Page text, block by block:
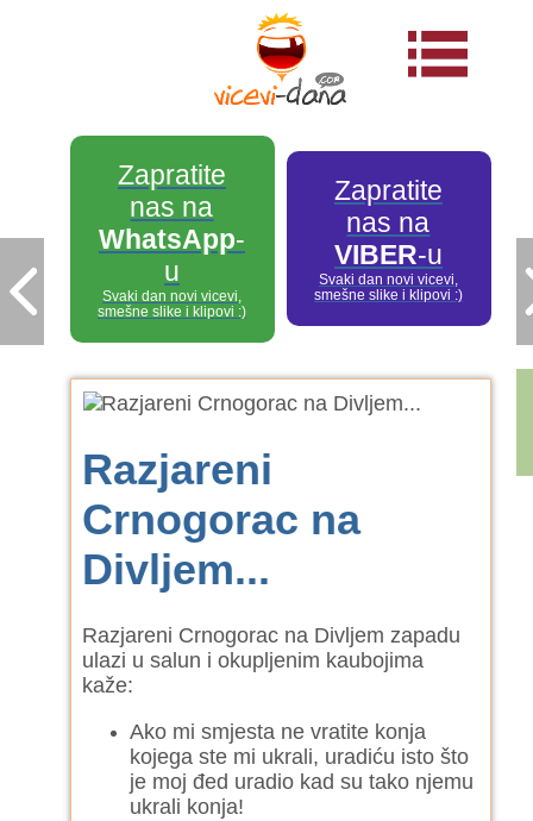
Zapratite
nas na
WhatsApp-
u
Svaki dan novi vicevi,
smešne slike i klipovi :)
Zapratite
nas na
VIBER-u
Svaki dan novi vicevi,
smešne slike i klipovi :)
Razjareni
Crnogorac na
Divljem...
Razjareni Crnogorac na Divljem zapadu
ulazi u salun i okupljenim kaubojima
kaže:
Ako mi smjesta ne vratite konja
kojega ste mi ukrali, uradiću isto što
je moj đed uradio kad su tako njemu
ukrali konja!